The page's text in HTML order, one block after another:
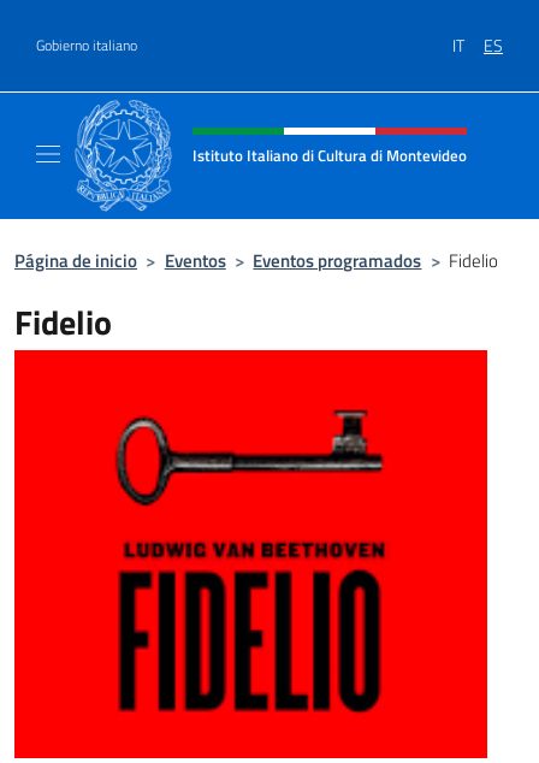
Gobierno italiano IT ES
Encabezado del sitio web,
Istituto Italiano di Cultura di Montevideo
Página de inicio > Eventos > Eventos programados > Fidelio
Fidelio